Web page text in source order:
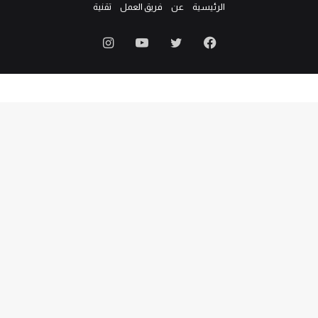
الرئيسية عن فريق العمل تقنية